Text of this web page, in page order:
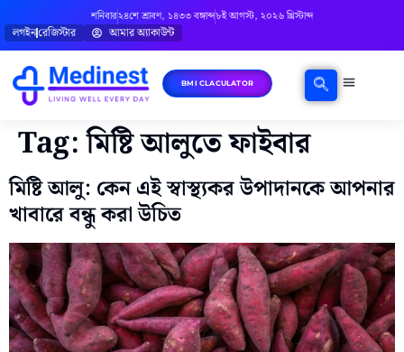
শনিবার২৪শে শ্রাবণ, ১৪৩৩ বঙ্গাব্দ৮ই আগস্ট, ২০২৬ খ্রিস্টাব্দ
লগইনরেজিস্টার আমার অ্যাকাউন্ট
BMI CLACULATOR
Tag:মিষ্টি আলুতে ফাইবার
মিষ্টি আলু: কেন এই স্বাস্থ্যকর উপাদানকে আপনার
খাবারে বন্ধু করা উচিত